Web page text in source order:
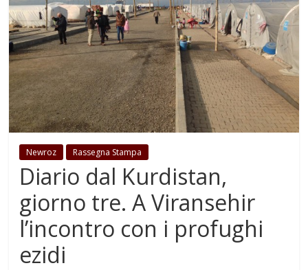
Newroz Rassegna Stampa
Diario dal Kurdistan,
giorno tre. A Viransehir
l’incontro con i profughi
ezidi